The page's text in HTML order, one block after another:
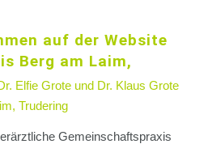
auf der Website
Berg am Laim,
Elfie Grote und Dr. Klaus Grote
Trudering
Gemeinschaftspraxis